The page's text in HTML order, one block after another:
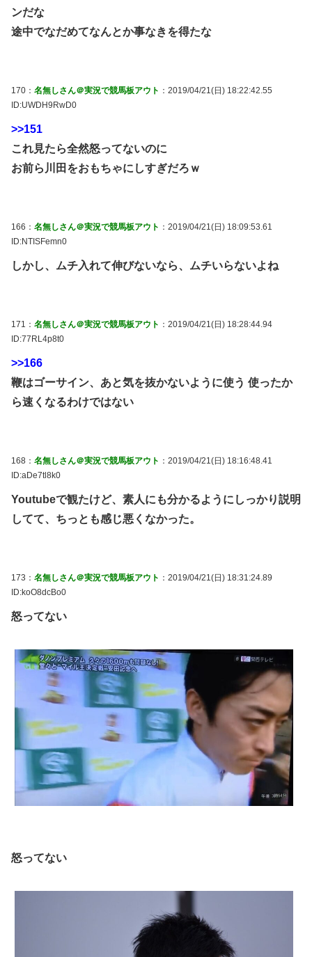
ンだな
途中でなだめてなんとか事なきを得たな
170： 名無しさん＠実況で競馬板アウト ：2019/04/21(日) 18:22:42.55
ID:UWDH9RwD0
>>151
これ見たら全然怒ってないのに
お前ら川田をおもちゃにしすぎだろｗ
166： 名無しさん＠実況で競馬板アウト ：2019/04/21(日) 18:09:53.61
ID:NTISFemn0
しかし、ムチ入れて伸びないなら、ムチいらないよね
171： 名無しさん＠実況で競馬板アウト ：2019/04/21(日) 18:28:44.94
ID:77RL4p8t0
>>166
鞭はゴーサイン、あと気を抜かないように使う 使ったか
ら速くなるわけではない
168： 名無しさん＠実況で競馬板アウト ：2019/04/21(日) 18:16:48.41
ID:aDe7tl8k0
Youtubeで観たけど、素人にも分かるようにしっかり説明
してて、ちっとも感じ悪くなかった。
173： 名無しさん＠実況で競馬板アウト ：2019/04/21(日) 18:31:24.89
ID:koO8dcBo0
怒ってない
怒ってない